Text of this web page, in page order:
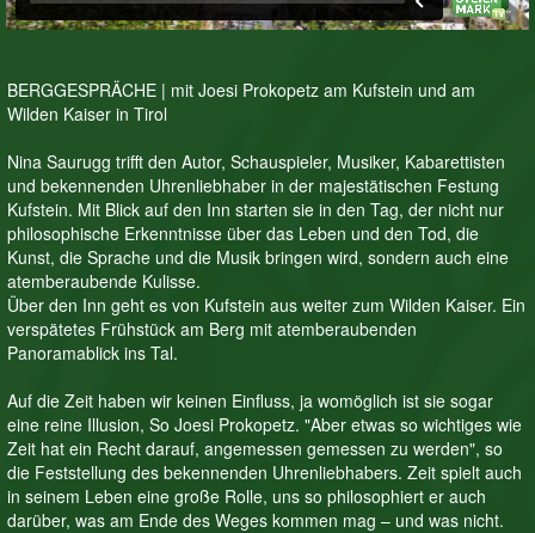
BERGGESPRÄCHE | mit Joesi Prokopetz am Kufstein und am
Wilden Kaiser in Tirol
Nina Saurugg trifft den Autor, Schauspieler, Musiker, Kabarettisten
und bekennenden Uhrenliebhaber in der majestätischen Festung
Kufstein. Mit Blick auf den Inn starten sie in den Tag, der nicht nur
philosophische Erkenntnisse über das Leben und den Tod, die
Kunst, die Sprache und die Musik bringen wird, sondern auch eine
atemberaubende Kulisse.
Über den Inn geht es von Kufstein aus weiter zum Wilden Kaiser. Ein
verspätetes Frühstück am Berg mit atemberaubenden
Panoramablick ins Tal.
Auf die Zeit haben wir keinen Einfluss, ja womöglich ist sie sogar
eine reine Illusion, So Joesi Prokopetz. "Aber etwas so wichtiges wie
Zeit hat ein Recht darauf, angemessen gemessen zu werden", so
die Feststellung des bekennenden Uhrenliebhabers. Zeit spielt auch
in seinem Leben eine große Rolle, uns so philosophiert er auch
darüber, was am Ende des Weges kommen mag – und was nicht.